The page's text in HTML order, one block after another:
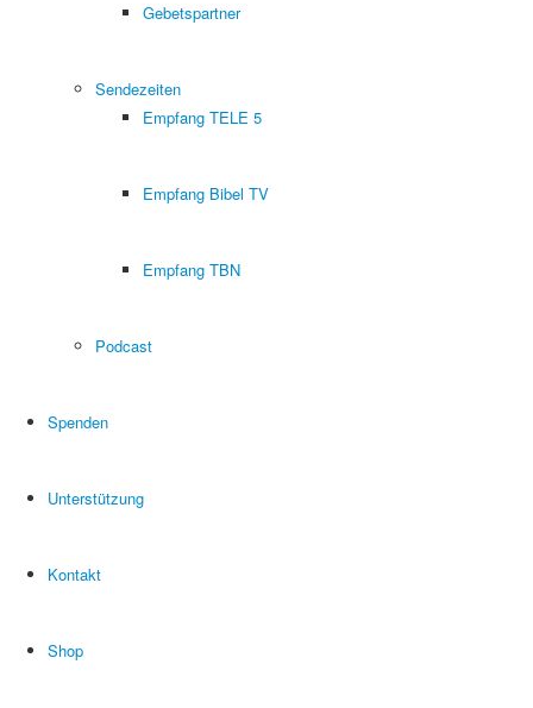
Gebetspartner
Sendezeiten
Empfang TELE 5
Empfang Bibel TV
Empfang TBN
Podcast
Spenden
Unterstützung
Kontakt
Shop